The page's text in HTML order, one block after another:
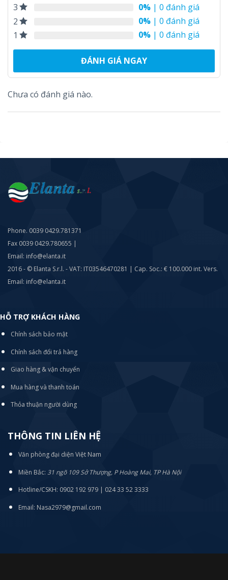
3
0% | 0 đánh giá
2
0% | 0 đánh giá
1
0% | 0 đánh giá
ĐÁNH GIÁ NGAY
Chưa có đánh giá nào.
Phone. 0039 0429.781371
Fax 0039 0429.780655 |
Email: info@elanta.it
2016 - © Elanta S.r.l. - VAT: IT03546470281 | Cap. Soc.: € 100.000 int. Vers.
Email: info@elanta.it
HỖ TRỢ KHÁCH HÀNG
Chính sách bảo mật
Chính sách đổi trả hàng
Giao hàng & vận chuyển
Mua hàng và thanh toán
Thỏa thuận người dùng
THÔNG TIN LIÊN HỆ
Văn phòng đại diện Việt Nam
Miền Bắc: 31 ngõ 109 Sở Thượng, P Hoàng Mai, TP Hà Nội
Hotline/CSKH: 0902 192 979 | 024 33 52 3333
Email: Nasa2979@gmail.com